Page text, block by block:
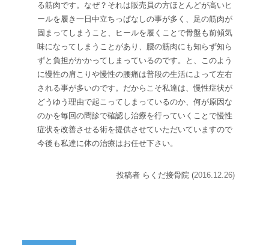
る筋肉です。なぜ？それは販売員の方ほとんどが高いヒ
ールを履き一日中立ちっぱなしの事が多く、足の筋肉が
固まってしまうこと、ヒールを履くことで骨盤も前傾気
味になってしまうことがあり、腰の筋肉にも知らず知ら
ずと負担がかかってしまっているのです。と、このよう
に慢性の肩こりや慢性の腰痛は普段の生活によって左右
される事が多いのです。だからこそ私達は、慢性症状が
どうゆう理由で起こってしまっているのか、何が原因な
のかを毎回の問診で確認し治療を行っていくことで慢性
症状を改善させる術を提供させていただいていますので
今後も私達に体の治療はお任せ下さい。
投稿者 らくだ接骨院 (2016.12.26)